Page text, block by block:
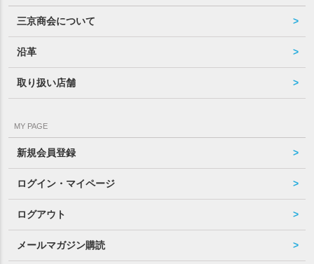
三京商会について
沿革
取り扱い店舗
MY PAGE
新規会員登録
ログイン・マイページ
ログアウト
メールマガジン購読